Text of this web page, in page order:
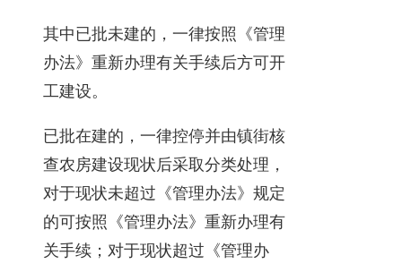
其中已批未建的，一律按照《管理
办法》重新办理有关手续后方可开
工建设。
已批在建的，一律控停并由镇街核
查农房建设现状后采取分类处理，
对于现状未超过《管理办法》规定
的可按照《管理办法》重新办理有
关手续；对于现状超过《管理办